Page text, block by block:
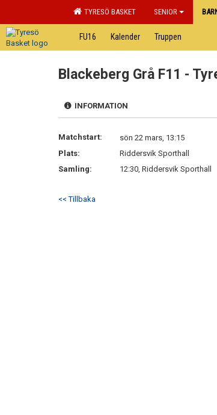
TYRESÖ BASKET SENIOR
FU16 Kalender Truppen
Blackeberg Grå F11 -
INFORMATION
Matchstart:
sön 22 mars, 13:15
Plats:
Riddersvik Sporthall
Samling:
12:30, Riddersvik Sporthall
<< Tillbaka